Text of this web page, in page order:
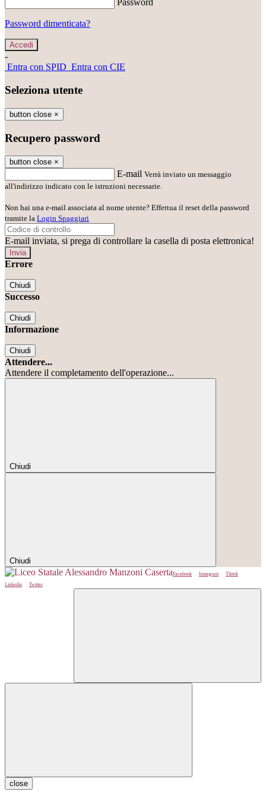
Password
Password dimenticata?
-
Entra con SPID Entra con CIE
Seleziona utente
button close ×
Recupero password
button close ×
E-mail Verrà inviato un messaggio
all'indirizzo indicato con le istruzioni necessarie.
Non hai una e-mail associata al nome utente? Effettua il reset della password
tramite la Login Spaggiari
E-mail inviata, si prega di controllare la casella di posta elettronica!
Errore
Chiudi
Successo
Chiudi
Informazione
Chiudi
Attendere...
Attendere il completamento dell'operazione...
Chiudi
Chiudi
Facebook Instagram
Tiktok
Linkedin
Twitter
close